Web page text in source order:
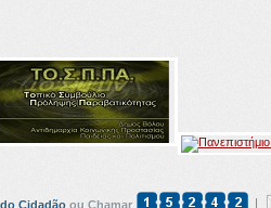
Cidadão ou Chamar